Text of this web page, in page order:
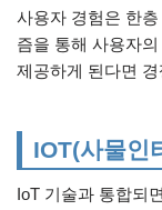
사용자 경험은 한
즘을 통해 사용자
제공하게 된다면
IOT(사물인
IoT 기술과 통합되